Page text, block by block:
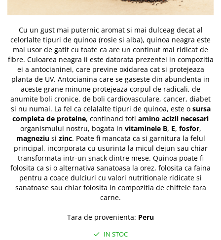
COSMETICE
REMEDII NATURISTE
TOATE PRODUSELE
Cu un gust mai puternic aromat si mai dulceag decat al
celorlalte tipuri de quinoa (rosie si alba), quinoa neagra este
mai usor de gatit cu toate ca are un continut mai ridicat de
fibre. Culoarea neagra ii este datorata prezentei in compozitia
ei a antocianinei, care previne oxidarea cat si protejeaza
planta de UV. Antocianina care se gaseste din abundenta in
aceste grane minune protejeaza corpul de radicali, de
anumite boli cronice, de boli cardiovasculare, cancer, diabet
si nu numai. La fel ca celalalte tipuri de quinoa, este o sursa
completa de proteine, continand toti amino acizii necesari
organismului nostru, bogata in vitaminele B, E, fosfor,
magneziu si zinc. Poate fi mancata ca si garnitura la felul
principal, incorporata cu usurinta la micul dejun sau chiar
transformata intr-un snack dintre mese. Quinoa poate fi
folosita ca si o alternativa sanatoasa la orez, folosita ca faina
pentru a coace dulciuri cu valori nutritionale ridicate si
sanatoase sau chiar folosita in compozitia de chiftele fara
carne.
Tara de provenienta: Peru
IN STOC